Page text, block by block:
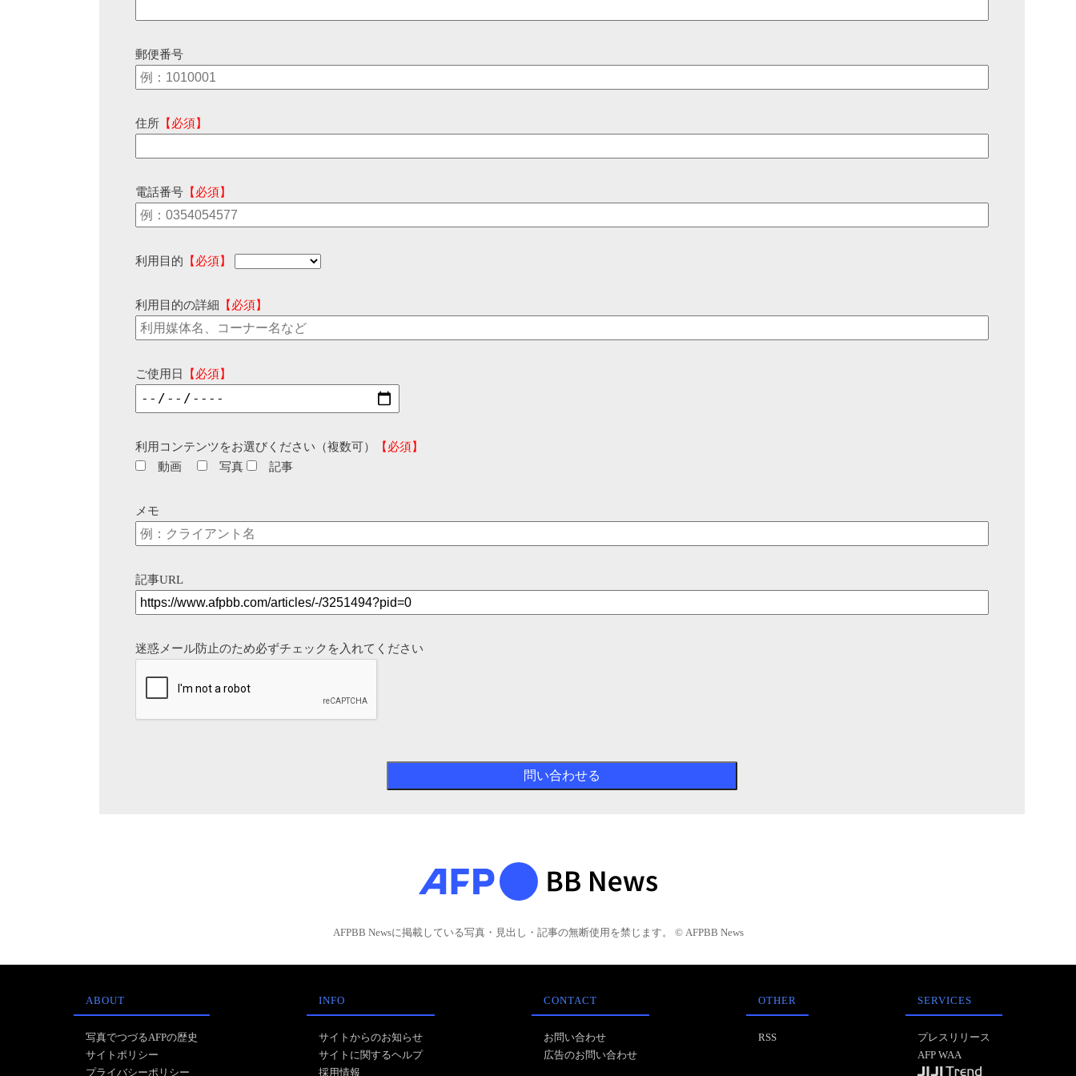
郵便番号
住所 【必須】
電話番号 【必須】
利用目的 【必須】
利用目的の詳細 【必須】
ご使用日 【必須】
利用コンテンツをお選びください（複数可）
【必須】
動画
写真 記事
メモ
記事URL
迷惑メール防止のため必ずチェックを入れてください
AFPBB Newsに掲載している写真・見出し・記事の無断使用を禁じます。 © AFPBB News
ABOUT
写真でつづるAFPの歴史
サイトポリシー
プライバシーポリシー
INFO
サイトからのお知らせ
サイトに関するヘルプ
採用情報
CONTACT
お問い合わせ
広告のお問い合わせ
OTHER
RSS
SERVICES
プレスリリース
AFP WAA